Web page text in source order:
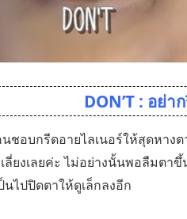
DON’T : อย่
ชอบกรีดอายไลเนอร์ให้สุดหาง
ลี่ยงเลยค่ะ ไม่อย่างนั้นพอลืมตา
นไปปิดตาให้ดูเล็กลงอีก